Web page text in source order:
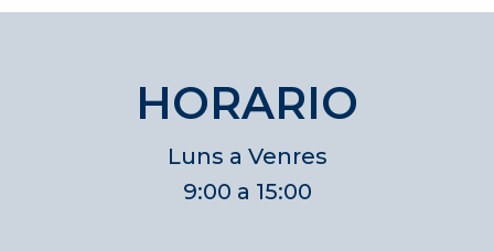
HORARIO
Luns a Venres
9:00 a 15:00